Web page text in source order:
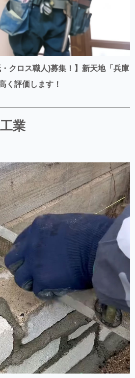
・クロス職人)募集！】新天地「兵庫
く評価します！
業